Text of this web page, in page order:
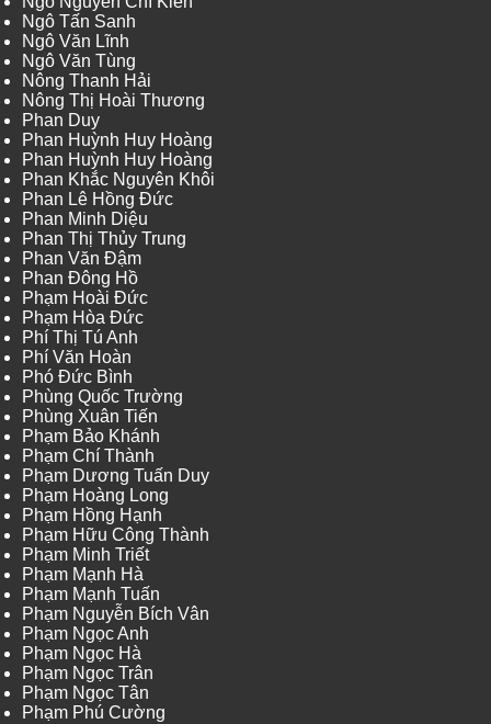
Ngô Tấn Sanh
Ngô Văn Lĩnh
Ngô Văn Tùng
Nông Thanh Hải
Nông Thị Hoài Thương
Phan Duy
Phan Huỳnh Huy Hoàng
Phan Huỳnh Huy Hoàng
Phan Khắc Nguyên Khôi
Phan Lê Hồng Đức
Phan Minh Diệu
Phan Thị Thủy Trung
Phan Văn Đậm
Phan Đông Hồ
Phạm Hoài Đức
Phạm Hòa Đức
Phí Thị Tú Anh
Phí Văn Hoàn
Phó Đức Bình
Phùng Quốc Trường
Phùng Xuân Tiến
Phạm Bảo Khánh
Phạm Chí Thành
Phạm Dương Tuấn Duy
Phạm Hoàng Long
Phạm Hồng Hạnh
Phạm Hữu Công Thành
Phạm Minh Triết
Phạm Mạnh Hà
Phạm Mạnh Tuấn
Phạm Nguyễn Bích Vân
Phạm Ngọc Anh
Phạm Ngọc Hà
Phạm Ngọc Trân
Phạm Ngọc Tân
Phạm Phú Cường